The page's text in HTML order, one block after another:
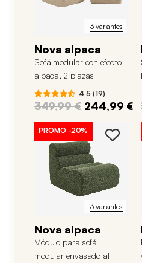
3 variantes
Nova alpaca
Sofá modular con efecto
alpaca, 2 plazas
4.5 (19)
349,99 € 244,99 €
3 variantes
PROMO-20%
Nova alpaca
Módulo para sofá
modular envasado al